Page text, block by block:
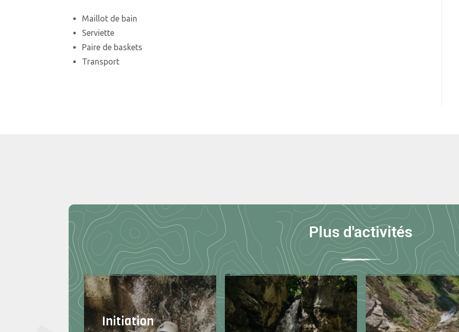
Maillot de bain
Serviette
Paire de baskets
Transport
Plus d'activités
Initiation